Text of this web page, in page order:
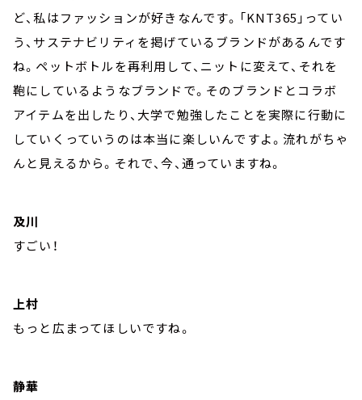
ど、私はファッションが好きなんです。「KNT365」ってい
う、サステナビリティを掲げているブランドがあるんです
ね。ペットボトルを再利用して、ニットに変えて、それを
鞄にしているようなブランドで。そのブランドとコラボ
アイテムを出したり、大学で勉強したことを実際に行動に
していくっていうのは本当に楽しいんですよ。流れがちゃ
んと見えるから。それで、今、通っていますね。
及川
すごい！
上村
もっと広まってほしいですね。
静華